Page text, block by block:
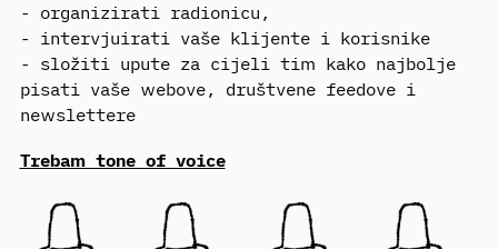
- organizirati radionicu,
- intervjuirati vaše klijente i korisnike
- složiti upute za cijeli tim kako najbolje
pisati vaše webove, društvene feedove i
newslettere
Trebam tone of voice